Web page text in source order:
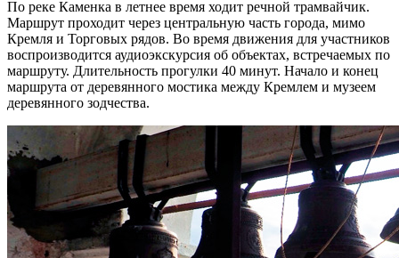
По реке Каменка в летнее время ходит речной трамвайчик.
Маршрут проходит через центральную часть города, мимо
Кремля и Торговых рядов. Во время движения для участников
воспроизводится аудиоэкскурсия об объектах, встречаемых по
маршруту. Длительность прогулки 40 минут. Начало и конец
маршрута от деревянного мостика между Кремлем и музеем
деревянного зодчества.